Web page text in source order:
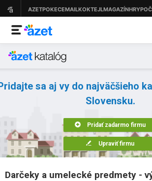
sa aj vy do najväčšieho
Slovensku.
Pridať zadarmo firmu
Upraviť firmu
Darčeky a umelecké predmety -